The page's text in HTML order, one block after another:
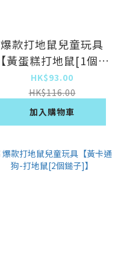
爆款打地鼠兒童玩具
【黃蛋糕打地鼠[1個鎚
子]】
HK$93.00
HK$116.00
加入購物車